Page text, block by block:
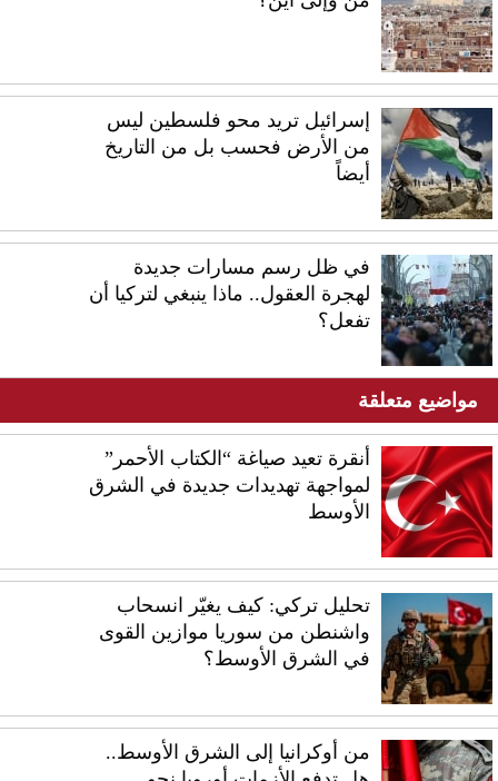
إسرائيل تريد محو فلسطين ليس
من الأرض فحسب بل من التاريخ
أيضاً
في ظل رسم مسارات جديدة
لهجرة العقول.. ماذا ينبغي لتركيا أن
تفعل؟
مواضيع متعلقة
أنقرة تعيد صياغة “الكتاب الأحمر”
لمواجهة تهديدات جديدة في الشرق
الأوسط
تحليل تركي: كيف يغيّر انسحاب
واشنطن من سوريا موازين القوى
في الشرق الأوسط؟
من أوكرانيا إلى الشرق الأوسط..